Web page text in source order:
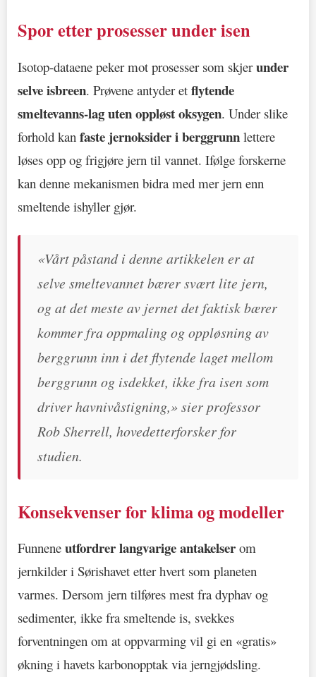
Spor etter prosesser under isen
Isotop-dataene peker mot prosesser som skjerunder
selve isbreen. Prøvene antyder et flytende
smeltevanns-lag uten oppløst oksygen. Under slike
forhold kan faste jernoksider i berggrunn lettere
løses opp og frigjøre jern til vannet. Ifølge forskerne
kan denne mekanismen bidra med mer jern enn
smeltende ishyller gjør.
«Vårt påstand i denne artikkelen er at
selve smeltevannet bærer svært lite jern,
og at det meste av jernet det faktisk bærer
kommer fra oppmaling og oppløsning av
berggrunn inn i det flytende laget mellom
berggrunn og isdekket, ikke fra isen som
driver havnivåstigning,» sier professor
Rob Sherrell, hovedetterforsker for
studien.
Konsekvenser for klima og modeller
Funnene utfordrer langvarige antakelser om
jernkilder i Sørishavet etter hvert som planeten
varmes. Dersom jern tilføres mest fra dyphav og
sedimenter, ikke fra smeltende is, svekkes
forventningen om at oppvarming vil gi en «gratis»
økning i havets karbonopptak via jerngjødsling.